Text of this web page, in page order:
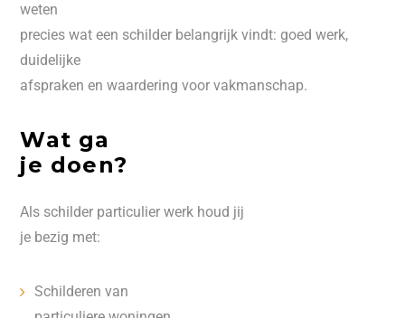
weten
precies wat een schilder belangrijk vindt: goed werk,
duidelijke
afspraken en waardering voor vakmanschap.
Wat ga
je doen?
Als schilder particulier werk houd jij
je bezig met:
Schilderen van